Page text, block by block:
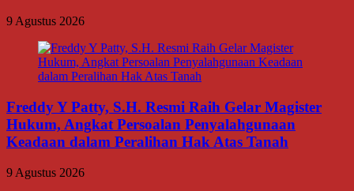
9 Agustus 2026
Freddy Y Patty, S.H. Resmi Raih Gelar Magister
Hukum, Angkat Persoalan Penyalahgunaan
Keadaan dalam Peralihan Hak Atas Tanah
9 Agustus 2026